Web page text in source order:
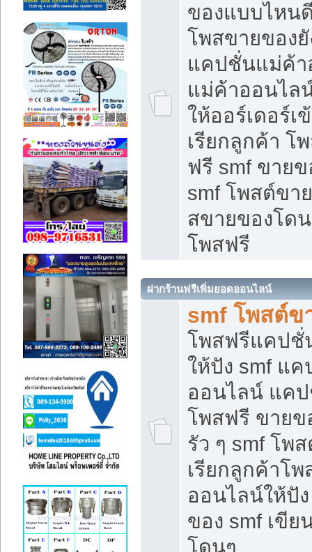
ของแบบไหน
โพสขายของยั
แคปชั่นแม่ค้
แม่ค้าออนไล
ให้ออร์เดอร์เ
เรียกลูกค้า โ
ฟรี smf ขาย
smf โพสต์ขา
สขายของโด
โพสฟรี
ฝากร้านฟรีเพิ่มยอดออนไลน์
smf โพสต์ข
โพสฟรีแคปชั่
ให้ปัง smf แ
ออนไลน์ แค
โพสฟรี ขายข
รัว ๆ smf โพ
เรียกลูกค้าโ
ออนไลน์ให้ปั
ของ smf เขี
โดนๆ